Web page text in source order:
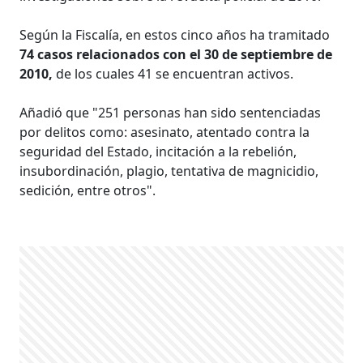
Según la Fiscalía, en estos cinco años ha tramitado
74 casos relacionados con el 30 de septiembre de
2010,de los cuales 41 se encuentran activos.
Añadió que "251 personas han sido sentenciadas
por delitos como: asesinato, atentado contra la
seguridad del Estado, incitación a la rebelión,
insubordinación, plagio, tentativa de magnicidio,
sedición, entre otros".